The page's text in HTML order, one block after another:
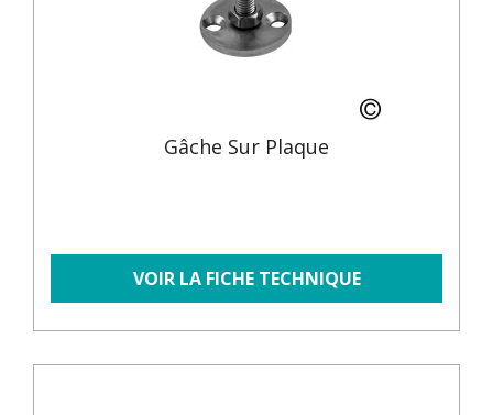
Gâche Sur Plaque
VOIR LA FICHE TECHNIQUE